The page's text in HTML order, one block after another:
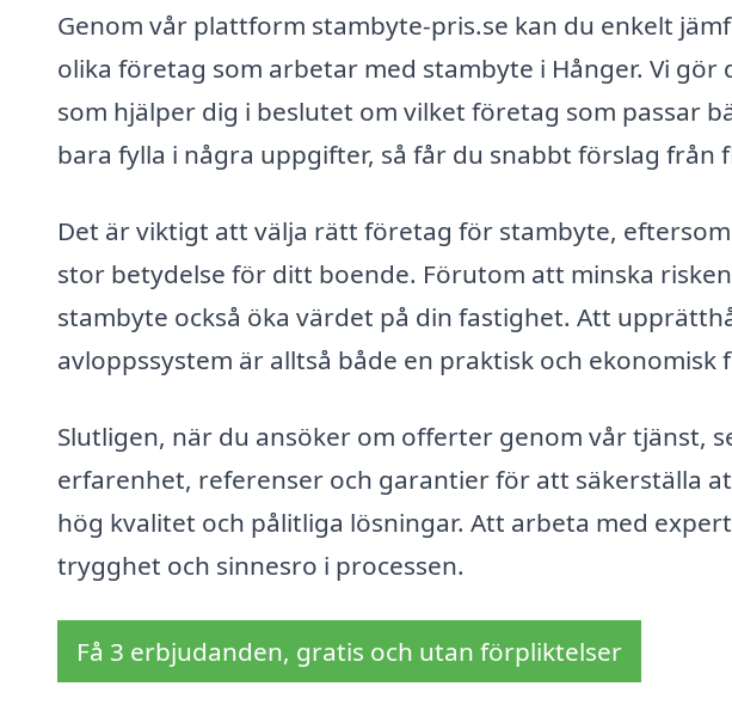
Genom vår plattform stambyte-pris.se kan du enkelt
olika företag som arbetar med stambyte i Hånger. Vi
som hjälper dig i beslutet om vilket företag som passar
bara fylla i några uppgifter, så får du snabbt förslag från
Det är viktigt att välja rätt företag för stambyte,
stor betydelse för ditt boende. Förutom att minska
stambyte också öka värdet på din fastighet. Att
avloppssystem är alltså både en praktisk och ekonomisk
Slutligen, när du ansöker om offerter genom vår tjänst,
erfarenhet, referenser och garantier för att säkerställa
hög kvalitet och pålitliga lösningar. Att arbeta med
trygghet och sinnesro i processen.
Få 3 erbjudanden, gratis och utan förpliktelser